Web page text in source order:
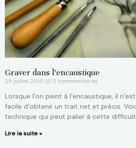
Graver dans l’encaustique
29 juillet 2015 2 commentaires
Lorsque l’on peint à l’encaustique, il
facile d’obtenir un trait net et précis.
technique qui peut palier à cette
Lire la suite »